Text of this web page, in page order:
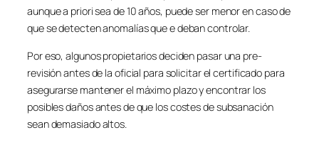
aunque a priori sea de 10 años, puede ser menor en caso de
que se detecten anomalías que e deban controlar.
Por eso, algunos propietarios deciden pasar una pre-
revisión antes de la oficial para solicitar el certificado para
asegurarse mantener el máximo plazo y encontrar los
posibles daños antes de que los costes de subsanación
sean demasiado altos.